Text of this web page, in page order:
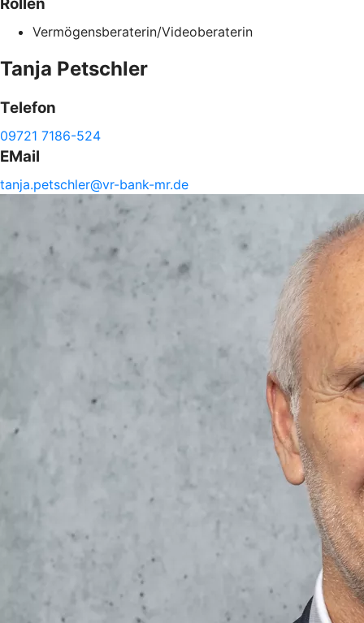
Vermögensberaterin/Videoberaterin
Tanja Petschler
Telefon
09721 7186-524
EMail
tanja.petschler@vr-bank-mr.de